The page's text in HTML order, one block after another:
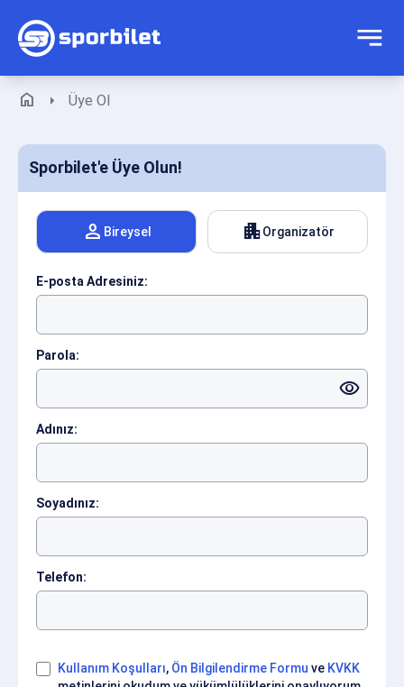
home arrow_right Üye Ol
Sporbilet'e Üye Olun!
person Bireysel apartmentOrganizatör
E-posta Adresiniz:
Parola:
visibility
Adınız:
Soyadınız:
Telefon:
Kullanım Koşulları, Ön Bilgilendirme Formu ve KVKK